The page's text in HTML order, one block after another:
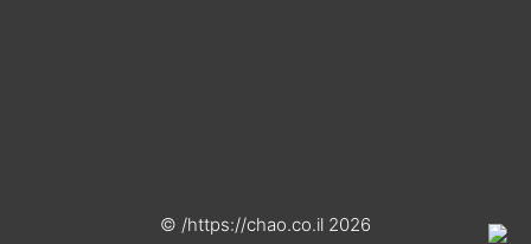
2026 https://chao.co.il/ ©